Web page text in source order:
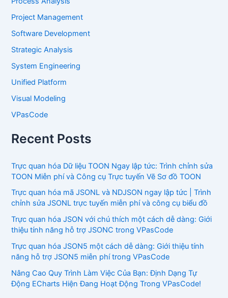
Project Management
Software Development
Strategic Analysis
System Engineering
Unified Platform
Visual Modeling
VPasCode
Recent Posts
Trực quan hóa Dữ liệu TOON Ngay lập tức: Trình chỉnh sửa
TOON Miễn phí và Công cụ Trực tuyến Vẽ Sơ đồ TOON
Trực quan hóa mã JSONL và NDJSON ngay lập tức | Trình
chỉnh sửa JSONL trực tuyến miễn phí và công cụ biểu đồ
Trực quan hóa JSON với chú thích một cách dễ dàng: Giới
thiệu tính năng hỗ trợ JSONC trong VPasCode
Trực quan hóa JSON5 một cách dễ dàng: Giới thiệu tính
năng hỗ trợ JSON5 miễn phí trong VPasCode
Nâng Cao Quy Trình Làm Việc Của Bạn: Định Dạng Tự
Động ECharts Hiện Đang Hoạt Động Trong VPasCode!